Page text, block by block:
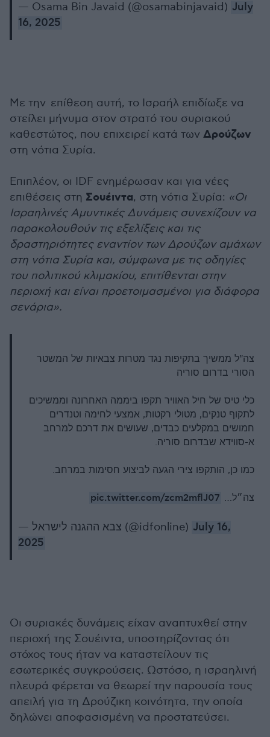
— Osama Bin Javaid (@osamabinjavaid) July
16, 2025
Με την επίθεση αυτή, το Ισραήλ επιδίωξε να
στείλει μήνυμα στον στρατό του συριακού
καθεστώτος, που επιχειρεί κατά των Δρούζων
στη νότια Συρία.
Επιπλέον, οι IDF ενημέρωσαν και για νέες
επιθέσεις στη Σουέιντα, στη νότια Συρία: «Οι
Ισραηλινές Αμυντικές Δυνάμεις συνεχίζουν να
παρακολουθούν τις εξελίξεις και τις
δραστηριότητες εναντίον των Δρούζων αμάχων
στη νότια Συρία και, σύμφωνα με τις οδηγίες
του πολιτικού κλιμακίου, επιτίθενται στην
περιοχή και είναι προετοιμασμένοι για διάφορα
σενάρια».
צה"ל ממשיך בתקיפות נגד מטרות צבאיות של המשטר
הסורי בדרום סוריה
כלי טיס של חיל האוויר תקפו ביממה האחרונה וממשיכים
לתקוף טנקים, מטולי רקטות, אמצעי לחימה וטנדרים
חמושים במקלעים כבדים, שעושים את דרכם למרחב
א-סווידא שבדרום סוריה.
כמו כן, הותקפו צירי הגעה לביצוע חסימות במרחב.
צה״ל… pic.twitter.com/zcm2mflJ07
— צבא ההגנה לישראל (@idfonline) July 16,
2025
Οι συριακές δυνάμεις είχαν αναπτυχθεί στην
περιοχή της Σουέιντα, υποστηρίζοντας ότι
στόχος τους ήταν να καταστείλουν τις
εσωτερικές συγκρούσεις. Ωστόσο, η ισραηλινή
πλευρά φέρεται να θεωρεί την παρουσία τους
απειλή για τη Δρούζικη κοινότητα, την οποία
δηλώνει αποφασισμένη να προστατεύσει.